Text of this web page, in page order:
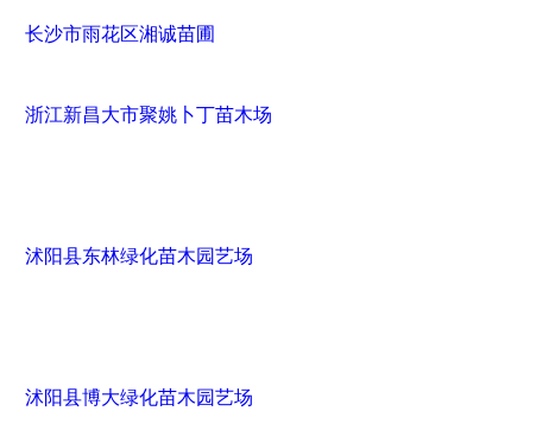
长沙市雨花区湘诚苗圃
浙江新昌大市聚姚卜丁苗木场
沭阳县东林绿化苗木园艺场
沭阳县博大绿化苗木园艺场